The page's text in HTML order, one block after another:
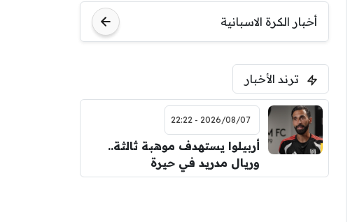
أخبار الكرة الاسبانية
ترند الأخبار
2026/08/07 - 22:22
أربيلوا يستهدف موهبة ثالثة..
وريال مدريد في حيرة